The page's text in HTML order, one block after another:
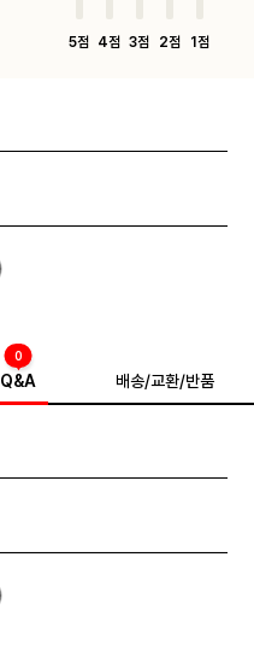
5점 4점 3점 2점 1점
Q&A
0
배송/교환/반품